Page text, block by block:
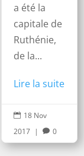
a été la
capitale de
Ruthénie,
de la...
Lire la suite
 18 Nov
2017 |  0